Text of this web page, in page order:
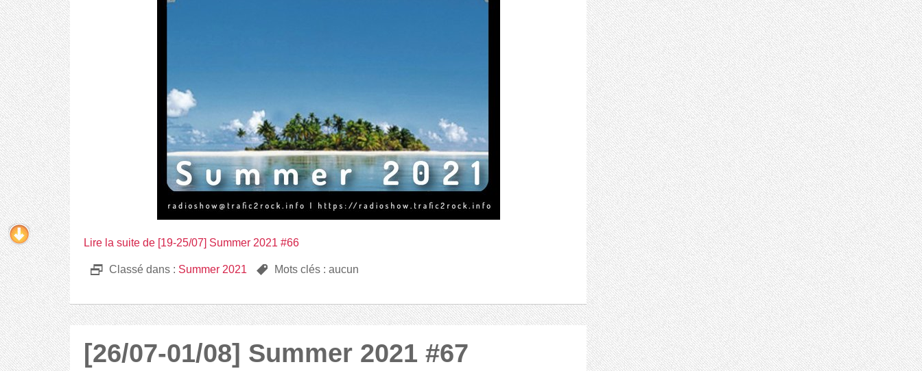
Lire la suite de [19-25/07] Summer 2021 #66
D Classé dans : Summer 2021 , Mots clés : aucun
[26/07-01/08] Summer 2021 #67